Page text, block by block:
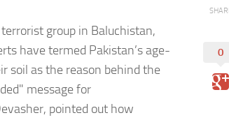
group in Baluchistan,
have termed Pakistan’s age-
soil as the reason behind the
message for
pointed out how
0